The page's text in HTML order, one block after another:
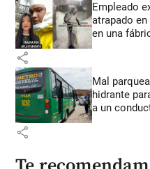
Empleado
atrapado
en una
share
Mal
hidrante
a un
share